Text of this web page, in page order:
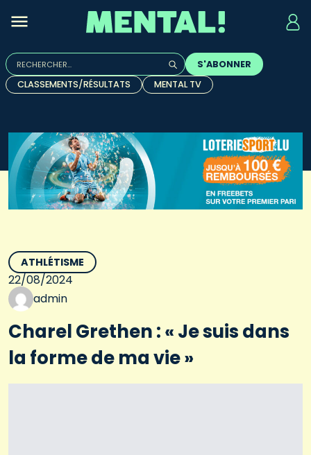
Rechercher :
Quand les résultats de l'auto-complétion sont
S'ABONNER
CLASSEMENTS/RÉSULTATS
MENTAL TV
ATHLÉTISME
22/08/2024
admin
Charel Grethen : « Je suis dans
la forme de ma vie »